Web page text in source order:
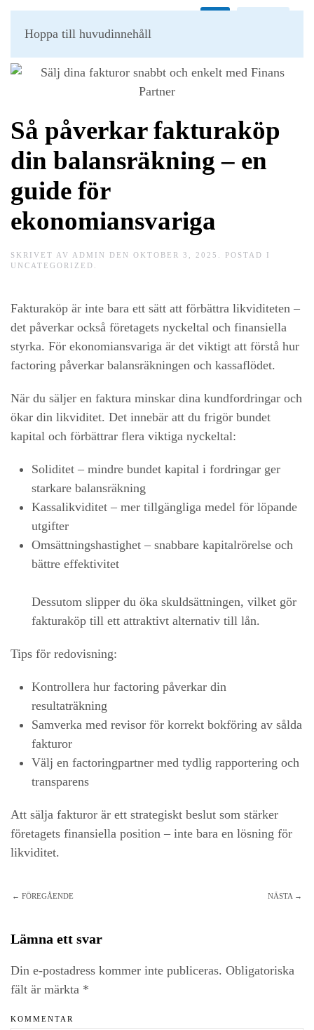
Hoppa till huvudinnehåll
Så påverkar fakturaköp
din balansräkning – en
guide för
ekonomiansvariga
SKRIVET AV ADMIN DEN OKTOBER 3, 2025
. POSTAD I
UNCATEGORIZED
Fakturaköp är inte bara ett sätt att förbättra likviditeten –
det påverkar också företagets nyckeltal och finansiella
styrka. För ekonomiansvariga är det viktigt att förstå hur
factoring påverkar balansräkningen och kassaflödet.
När du säljer en faktura minskar dina kundfordringar och
ökar din likviditet. Det innebär att du frigör bundet
kapital och förbättrar flera viktiga nyckeltal:
Soliditet – mindre bundet kapital i fordringar ger
starkare balansräkning
Kassalikviditet – mer tillgängliga medel för löpande
utgifter
Omsättningshastighet – snabbare kapitalrörelse och
bättre effektivitet
Dessutom slipper du öka skuldsättningen, vilket gör
fakturaköp till ett attraktivt alternativ till lån.
Tips för redovisning:
Kontrollera hur factoring påverkar din
resultaträkning
Samverka med revisor för korrekt bokföring av sålda
fakturor
Välj en factoringpartner med tydlig rapportering och
transparens
Att sälja fakturor är ett strategiskt beslut som stärker
företagets finansiella position – inte bara en lösning för
likviditet.
← FÖREGÅENDE NÄSTA →
Lämna ett svar
Din e-postadress kommer inte publiceras. Obligatoriska
fält är märkta *
KOMMENTAR